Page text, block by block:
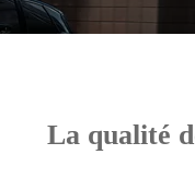
La qualité